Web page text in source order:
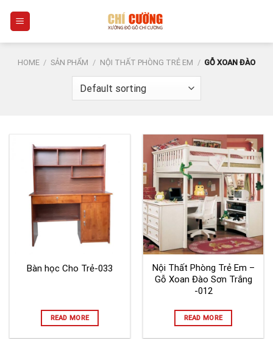
HOME / SẢN PHẨM / NỘI THẤT PHÒNG TRẺ EM / GỖ XOAN ĐÀO
Bàn học Cho Trẻ-033
READ MORE
Nội Thất Phòng Trẻ Em –
Gỗ Xoan Đào Sơn Trắng
-012
READ MORE